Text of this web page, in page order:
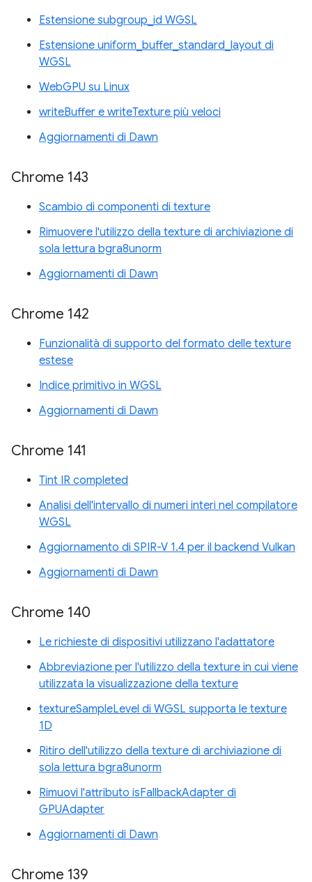
Estensione subgroup_id WGSL
Estensione uniform_buffer_standard_layout di
WGSL
WebGPU su Linux
writeBuffer e writeTexture più veloci
Aggiornamenti di Dawn
Chrome 143
Scambio di componenti di texture
Rimuovere l'utilizzo della texture di archiviazione di
sola lettura bgra8unorm
Aggiornamenti di Dawn
Chrome 142
Funzionalità di supporto del formato delle texture
estese
Indice primitivo in WGSL
Aggiornamenti di Dawn
Chrome 141
Tint IR completed
Analisi dell'intervallo di numeri interi nel compilatore
WGSL
Aggiornamento di SPIR-V 1.4 per il backend Vulkan
Aggiornamenti di Dawn
Chrome 140
Le richieste di dispositivi utilizzano l'adattatore
Abbreviazione per l'utilizzo della texture in cui viene
utilizzata la visualizzazione della texture
textureSampleLevel di WGSL supporta le texture
1D
Ritiro dell'utilizzo della texture di archiviazione di
sola lettura bgra8unorm
Rimuovi l'attributo isFallbackAdapter di
GPUAdapter
Aggiornamenti di Dawn
Chrome 139